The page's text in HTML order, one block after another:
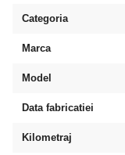
Categoria
Marca
Model
Data fabricatiei
Kilometraj